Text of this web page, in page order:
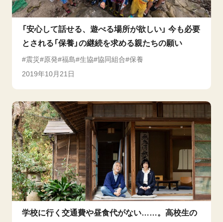
「安心して話せる、遊べる場所が欲しい」 今も必要
とされる「保養」の継続を求める親たちの願い
震災 原発 福島 生協 協同組合 保養
2019年10月21日
学校に行く交通費や昼食代がない……。高校生の